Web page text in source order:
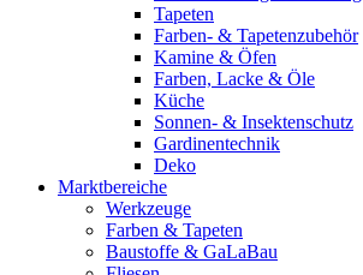
Tapeten
Farben- & Tapetenzubehör
Kamine & Öfen
Farben, Lacke & Öle
Küche
Sonnen- & Insektenschutz
Gardinentechnik
Deko
Marktbereiche
Werkzeuge
Farben & Tapeten
Baustoffe & GaLaBau